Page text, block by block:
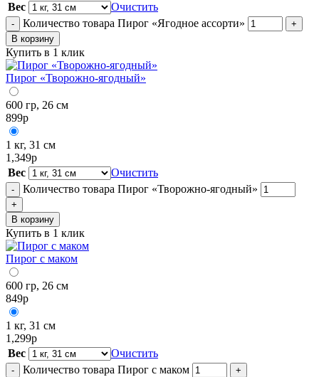
Вес
Очистить
- Количество товара Пирог «Ягодное ассорти»
+
В корзину
Купить в 1 клик
Пирог «Творожно-ягодный»
600 гр, 26 см
899р
1 кг, 31 см
1,349р
Вес
Очистить
- Количество товара Пирог «Творожно-ягодный»
+
В корзину
Купить в 1 клик
Пирог с маком
600 гр, 26 см
849р
1 кг, 31 см
1,299р
Вес
Очистить
- Количество товара Пирог с маком
+